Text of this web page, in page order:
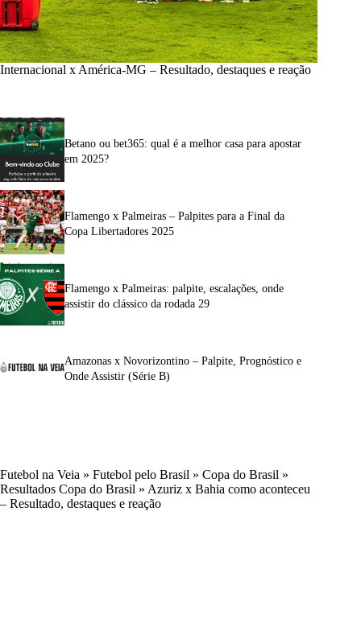
Internacional x América-MG – Resultado, destaques e reação
Betano ou bet365: qual é a melhor casa para apostar
em 2025?
Flamengo x Palmeiras – Palpites para a Final da
Copa Libertadores 2025
Flamengo x Palmeiras: palpite, escalações, onde
assistir do clássico da rodada 29
Amazonas x Novorizontino – Palpite, Prognóstico e
Onde Assistir (Série B)
Futebol na Veia » Futebol pelo Brasil » Copa do Brasil »
Resultados Copa do Brasil » Azuriz x Bahia como aconteceu
– Resultado, destaques e reação